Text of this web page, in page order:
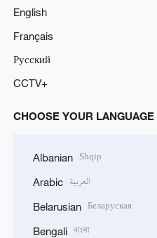
English
Français
Русский
CCTV+
CHOOSE YOUR LANGUAGE
Albanian Shqip
Arabic العربية
Belarusian Беларуская
Bengali বাংলা